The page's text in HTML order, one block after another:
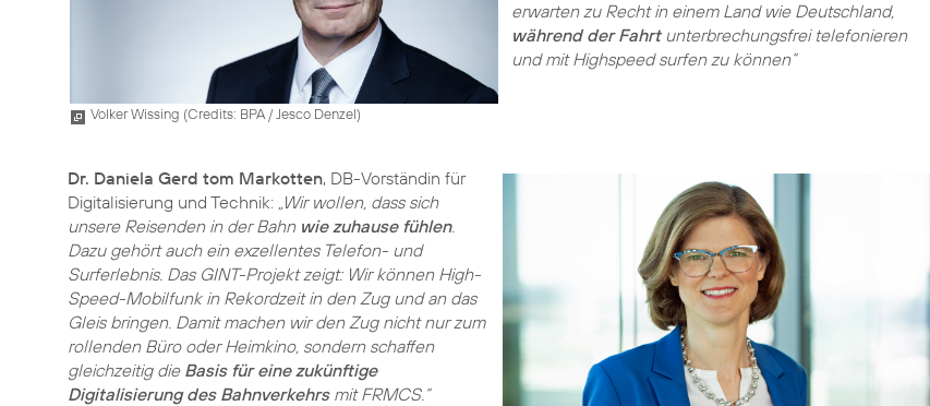
Volker Wissing (Credits: BPA / Jesco Denzel)
erwarten zu Recht in einem Land wie Deutschland,
während der Fahrtunterbrechungsfrei telefonieren
und mit Highspeed surfen zu können“
Dr. Daniela Gerd tom Markotten, DB-Vorständin für
Digitalisierung und Technik: „Wir wollen, dass sich
unsere Reisenden in der Bahn wie zuhause fühlen.
Dazu gehört auch ein exzellentes Telefon- und
Surferlebnis. Das GINT-Projekt zeigt: Wir können High-
Speed-Mobilfunk in Rekordzeit in den Zug und an das
Gleis bringen. Damit machen wir den Zug nicht nur zum
rollenden Büro oder Heimkino, sondern schaffen
gleichzeitig die Basis für eine zukünftige
Digitalisierung des Bahnverkehrsmit FRMCS.“